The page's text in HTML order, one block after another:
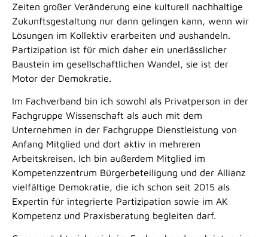
Zeiten großer Veränderung eine kulturell nachhaltige
Zukunftsgestaltung nur dann gelingen kann, wenn wir
Lösungen im Kollektiv erarbeiten und aushandeln.
Partizipation ist für mich daher ein unerlässlicher
Baustein im gesellschaftlichen Wandel, sie ist der
Motor der Demokratie.
Im Fachverband bin ich sowohl als Privatperson in der
Fachgruppe Wissenschaft als auch mit dem
Unternehmen in der Fachgruppe Dienstleistung von
Anfang Mitglied und dort aktiv in mehreren
Arbeitskreisen. Ich bin außerdem Mitglied im
Kompetenzzentrum Bürgerbeteiligung und der Allianz
vielfältige Demokratie, die ich schon seit 2015 als
Expertin für integrierte Partizipation sowie im AK
Kompetenz und Praxisberatung begleiten darf.